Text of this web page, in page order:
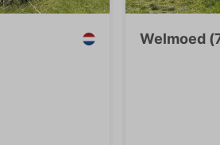
Welmoed